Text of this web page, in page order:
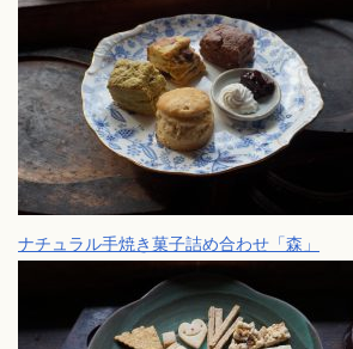
ナチュラル手焼き菓子詰め合わせ「森」